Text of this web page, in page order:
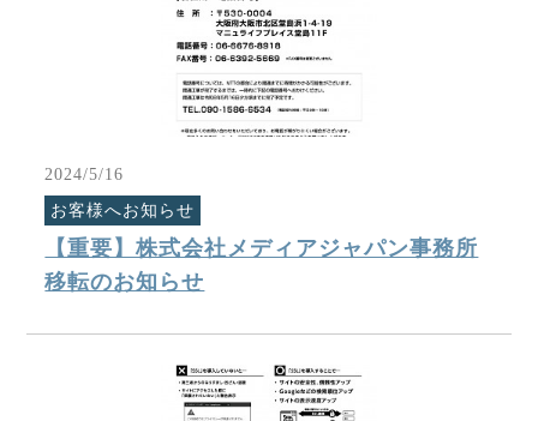
2024/5/16
お客様へお知らせ
【重要】株式会社メディアジャパン事務所
移転のお知らせ